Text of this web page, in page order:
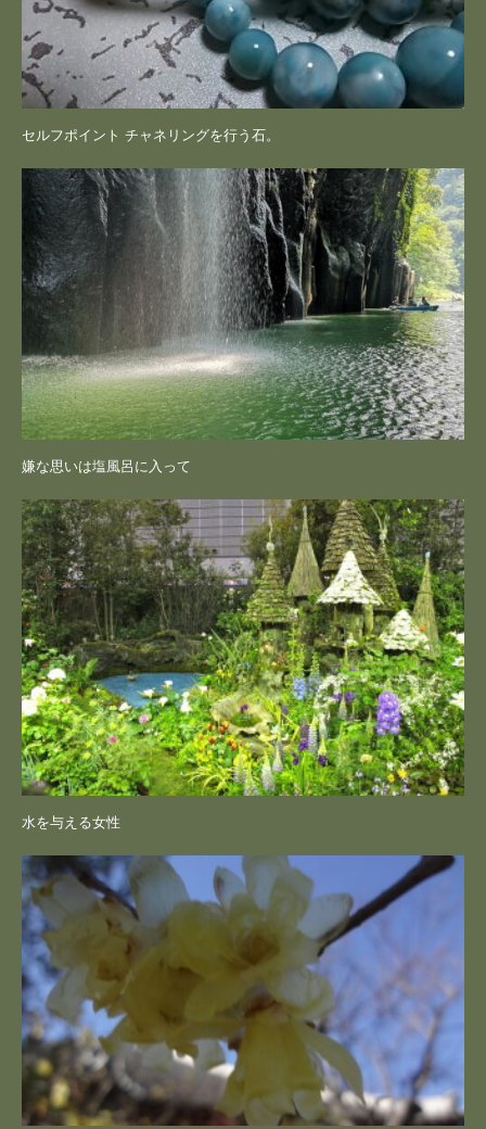
セルフポイント チャネリングを行う石。
嫌な思いは塩風呂に入って
水を与える女性